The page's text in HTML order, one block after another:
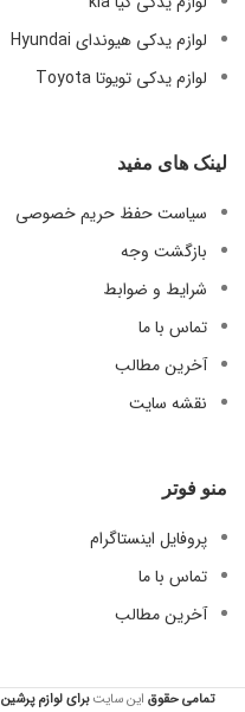
لوازم یدکی هیوندای Hyundai
لوازم یدکی تویوتا Toyota
لینک های مفید
سیاست حفظ حریم خصوصی
بازگشت وجه
شرایط و ضوابط
تماس با ما
آخرین مطالب
نقشه سایت
منو فوتر
پروفایل اینستاگرام
تماس با ما
آخرین مطالب
تمامی حقوق این سایتبرای لوازمپرشین